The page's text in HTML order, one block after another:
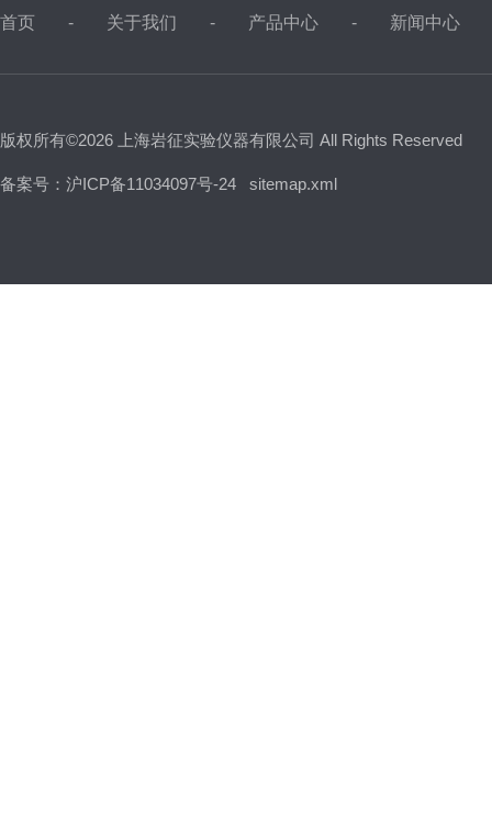
首页 关于我们 产品中心 新闻中心
版权所有©2026 上海岩征实验仪器有限公司 All Rights Reserved
备案号：沪ICP备11034097号-24 sitemap.xml